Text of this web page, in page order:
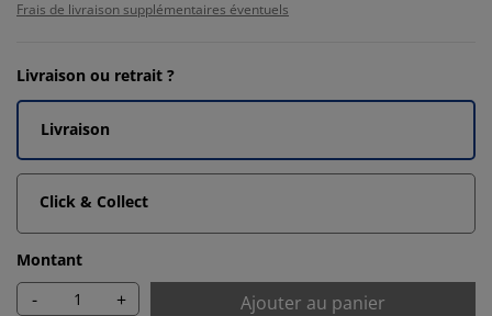
Frais de livraison supplémentaires éventuels
Livraison ou retrait ?
Livraison
Click & Collect
Montant
- + Ajouter au panier